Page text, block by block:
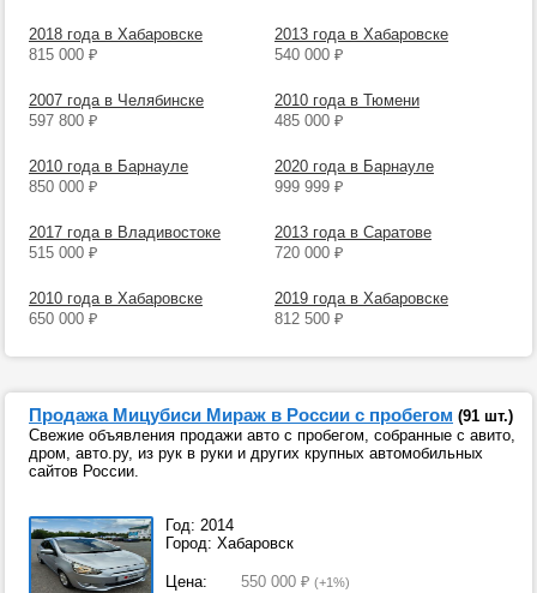
2018 года в Хабаровске
815 000 ₽
2013 года в Хабаровске
540 000 ₽
2007 года в Челябинске
597 800 ₽
2010 года в Тюмени
485 000 ₽
2010 года в Барнауле
850 000 ₽
2020 года в Барнауле
999 999 ₽
2017 года в Владивостоке
515 000 ₽
2013 года в Саратове
720 000 ₽
2010 года в Хабаровске
650 000 ₽
2019 года в Хабаровске
812 500 ₽
Продажа Мицубиси Мираж в России с пробегом (91 шт.)
Свежие объявления продажи авто с пробегом, собранные с авито,
дром, авто.ру, из рук в руки и других крупных автомобильных
сайтов России.
Год: 2014
Город: Хабаровск
Цена: 550 000 ₽ (+1%)